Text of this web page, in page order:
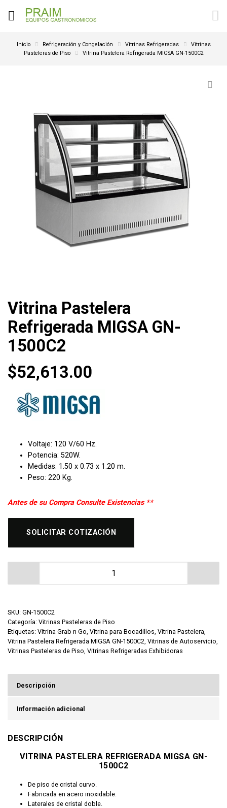
Inicio Refrigeración y Congelación Vitrinas Refrigeradas
Vitrinas
Pasteleras de Piso
Vitrina Pastelera Refrigerada MIGSA GN-1500C2
Vitrina Pastelera
Refrigerada MIGSA GN-
1500C2
$52,613.00
Voltaje: 120 V/60 Hz.
Potencia: 520W.
Medidas: 1.50 x 0.73 x 1.20 m.
Peso: 220 Kg.
Antes de su Compra Consulte Existencias **
SOLICITAR COTIZACIÓN
Vitrina Pastelera Refrigerada MIGSA GN-1500C2
SKU: GN-1500C2
Categoría: Vitrinas Pasteleras de Piso
Etiquetas: Vitrina Grab n Go, Vitrina para Bocadillos, Vitrina Pastelera,
Vitrina Pastelera Refrigerada MIGSA GN-1500C2, Vitrinas de Autoservicio,
Vitrinas Pasteleras de Piso, Vitrinas Refrigeradas Exhibidoras
Descripción
Información adicional
DESCRIPCIÓN
VITRINA PASTELERA REFRIGERADA MIGSA GN-
1500C2
De piso de cristal curvo.
Fabricada en acero inoxidable.
Laterales de cristal doble.